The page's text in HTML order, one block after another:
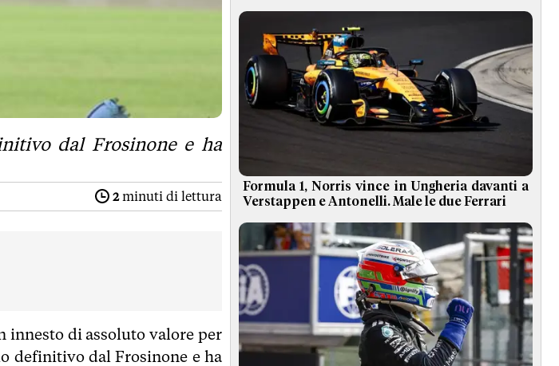
dal Frosinone e ha
2minuti di lettura
innesto di assoluto valore per
definitivo dal Frosinone e ha
Formula 1, Norris vince in Ungheria davanti a
Verstappen e Antonelli. Male le due Ferrari